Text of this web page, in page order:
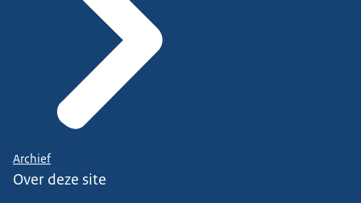
Archief
Over deze site